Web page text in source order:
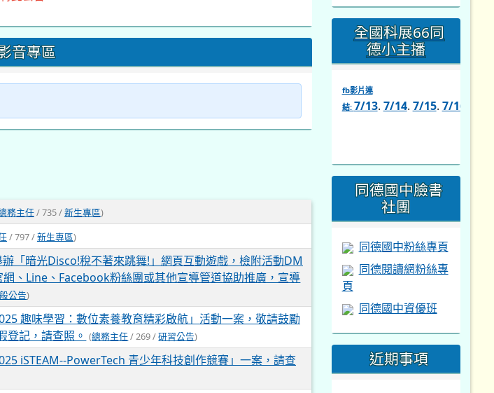
音專區
務主任/ 735 /新生專區)
/ 797 /新生專區)
「暗光Disco!稅不著來跳舞!」網頁互動遊戲，檢附活動DM
、Line、Facebook粉絲團或其他宣導管道協助推廣，宣導
公告)
趣味學習：數位素養教育精彩啟航」活動一案，敬請鼓勵
登記，請查照。 (總務主任/ 269 /研習公告)
iSTEAM--PowerTech 青少年科技創作競賽」一案，請查
全國科展66同
德小主播
fb影片連
結: 7/13. 7/14. 7/15. 7/16
https://www.facebook.com/
同德國中臉書
社團
同德國中粉絲專頁
同德閱讀網粉絲專
頁
同德國中資優班
近期事項